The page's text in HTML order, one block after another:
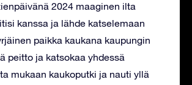
2024 maaginen ilta
kanssa ja lähde katselemaan
paikka kaukana kaupungin
peitto ja katsokaa yhdessä
mukaan kaukoputki ja nauti yllä